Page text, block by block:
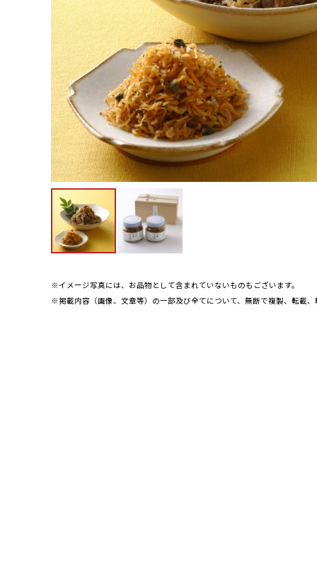
※イメージ写真には、お品物として含まれていないものもございます。
※掲載内容（画像、文章等）の一部及び全てについて、無断で複製、転載